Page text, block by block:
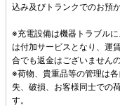
込み及びトランクでのお預
※充電設備は機器トラブル
は付加サービスとなり、運
合でも返金はございません
※荷物、貴重品等の管理は
失、破損、お客様同士での
す。